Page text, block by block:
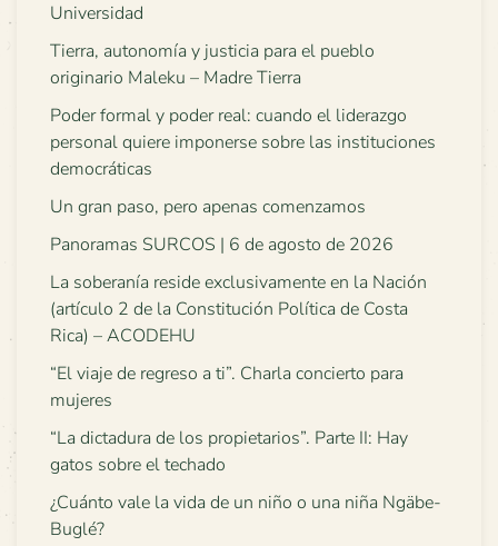
Universidad
Tierra, autonomía y justicia para el pueblo
originario Maleku – Madre Tierra
Poder formal y poder real: cuando el liderazgo
personal quiere imponerse sobre las instituciones
democráticas
Un gran paso, pero apenas comenzamos
Panoramas SURCOS | 6 de agosto de 2026
La soberanía reside exclusivamente en la Nación
(artículo 2 de la Constitución Política de Costa
Rica) – ACODEHU
“El viaje de regreso a ti”. Charla concierto para
mujeres
“La dictadura de los propietarios”. Parte II: Hay
gatos sobre el techado
¿Cuánto vale la vida de un niño o una niña Ngäbe-
Buglé?